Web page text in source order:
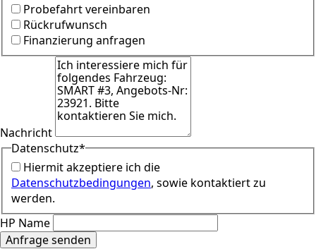
Probefahrt vereinbaren
Rückrufwunsch
Finanzierung anfragen
Nachricht
Datenschutz*
Hiermit akzeptiere ich die
Datenschutzbedingungen, sowie kontaktiert zu
werden.
HP Name
Anfrage senden